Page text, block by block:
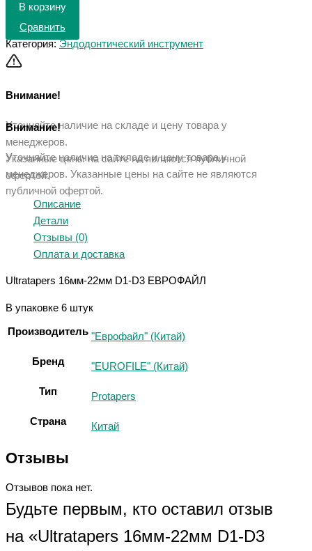
В корзину
Сравнить
Категория: Эндодонтический инструмент
Внимание!
Уточняйте наличие на складе и цену товара у
менеджеров.
Указанные цены на сайте не являются публичной
офертой.
Внимание!
Уточняйте наличие на складе и цену товара у
менеджеров. Указанные цены на сайте не являются
публичной офертой.
Описание
Детали
Отзывы (0)
Оплата и доставка
Ultratapers 16мм-22мм D1-D3 ЕВРОФАЙЛ
В упаковке 6 штук
Производитель "Еврофайл" (Китай)
Бренд "EUROFILE" (Китай)
Тип Protapers
Страна Китай
Отзывы
Отзывов пока нет.
Будьте первым, кто оставил отзыв
на «Ultratapers 16мм-22мм D1-D3